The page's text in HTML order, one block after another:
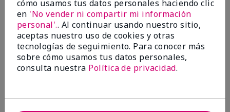
blends effortlessly. I get compliments all the time.
10/10 I definitely recommend.
Mostrar Traducción
Walking in victory
cómo usamos tus datos personales haciendo clic
en 'No vender ni compartir mi información
personal'.. Al continuar usando nuestro sitio,
aceptas nuestro uso de cookies y otras
tecnologías de seguimiento. Para conocer más
sobre cómo usamos tus datos personales,
consulta nuestra Política de privacidad.